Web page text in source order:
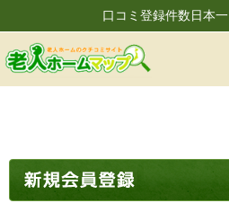
口コミ登録件数日本一